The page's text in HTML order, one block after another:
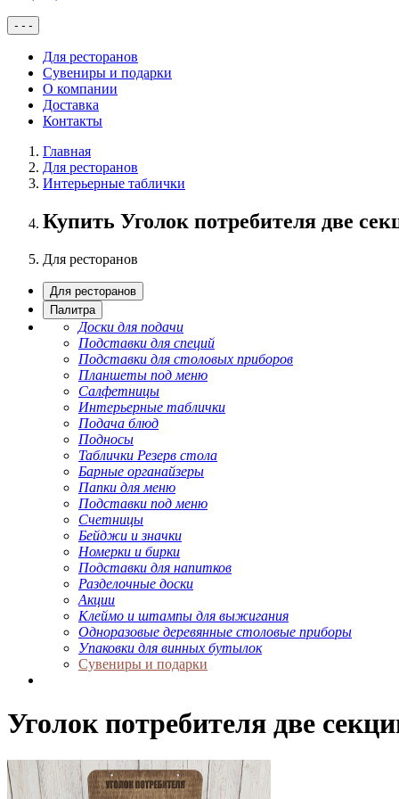
- - -
Для ресторанов
Сувениры и подарки
О компании
Доставка
Контакты
Главная
Для ресторанов
Интерьерные таблички
Купить Уголок потребителя две
Для ресторанов
Для ресторанов
Палитра
Доски для подачи
Подставки для специй
Подставки для столовых приборов
Планшеты под меню
Салфетницы
Интерьерные таблички
Подача блюд
Подносы
Таблички Резерв стола
Барные органайзеры
Папки для меню
Подставки под меню
Счетницы
Бейджи и значки
Номерки и бирки
Подставки для напитков
Разделочные доски
Акции
Клеймо и штампы для выжигания
Одноразовые деревянные столовые приборы
Упаковки для винных бутылок
Сувениры и подарки
Уголок потребителя две